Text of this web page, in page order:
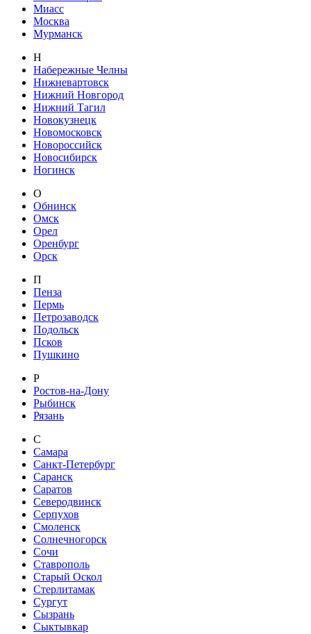
Миасс
Москва
Мурманск
Н
Набережные Челны
Нижневартовск
Нижний Новгород
Нижний Тагил
Новокузнецк
Новомосковск
Новороссийск
Новосибирск
Ногинск
О
Обнинск
Омск
Орел
Оренбург
Орск
П
Пенза
Пермь
Петрозаводск
Подольск
Псков
Пушкино
Р
Ростов-на-Дону
Рыбинск
Рязань
С
Самара
Санкт-Петербург
Саранск
Саратов
Северодвинск
Серпухов
Смоленск
Солнечногорск
Сочи
Ставрополь
Старый Оскол
Стерлитамак
Сургут
Сызрань
Сыктывкар